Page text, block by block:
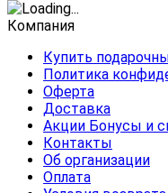
Компания
Купить
Политика
Оферта
Доставка
Акции Бонусы и
Контакты
Об организации
Оплата